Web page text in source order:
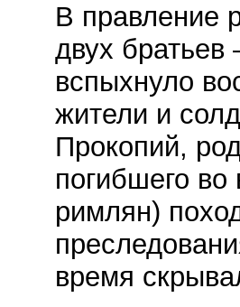
В правление
двух
вспыхнуло
жители и
Прокопий,
погибшего
римлян)
время